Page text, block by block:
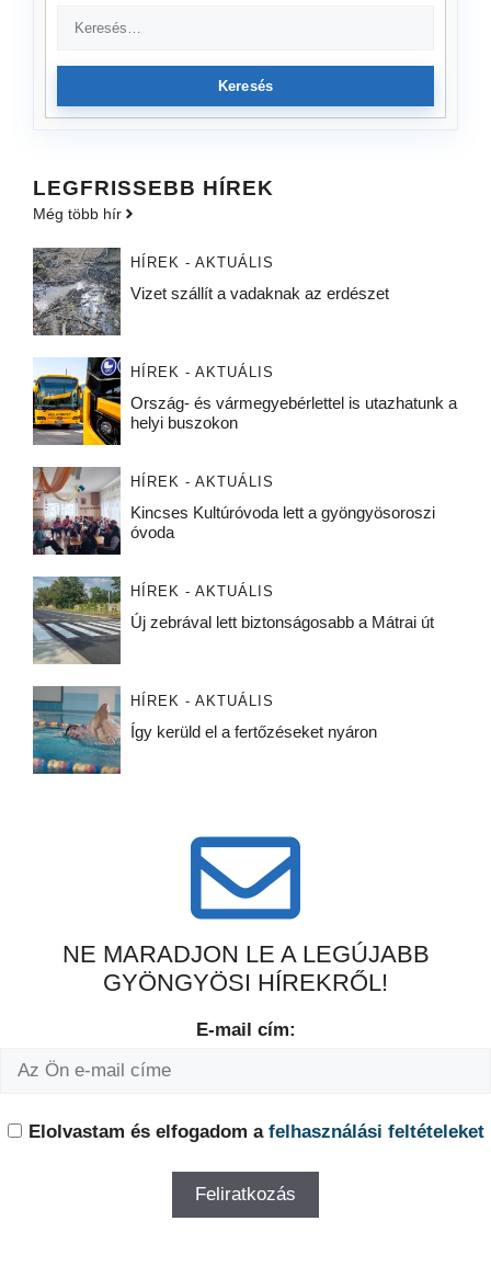
Keresés
LEGFRISSEBB HÍREK
Még több hír
HÍREK - AKTUÁLIS
Vizet szállít a vadaknak az erdészet
HÍREK - AKTUÁLIS
Ország- és vármegyebérlettel is utazhatunk a
helyi buszokon
HÍREK - AKTUÁLIS
Kincses Kultúróvoda lett a gyöngyösoroszi
óvoda
HÍREK - AKTUÁLIS
Új zebrával lett biztonságosabb a Mátrai út
HÍREK - AKTUÁLIS
Így kerüld el a fertőzéseket nyáron
NE MARADJON LE A LEGÚJABB
GYÖNGYÖSI HÍREKRŐL!
E-mail cím:
Elolvastam és elfogadom a felhasználási feltételeket